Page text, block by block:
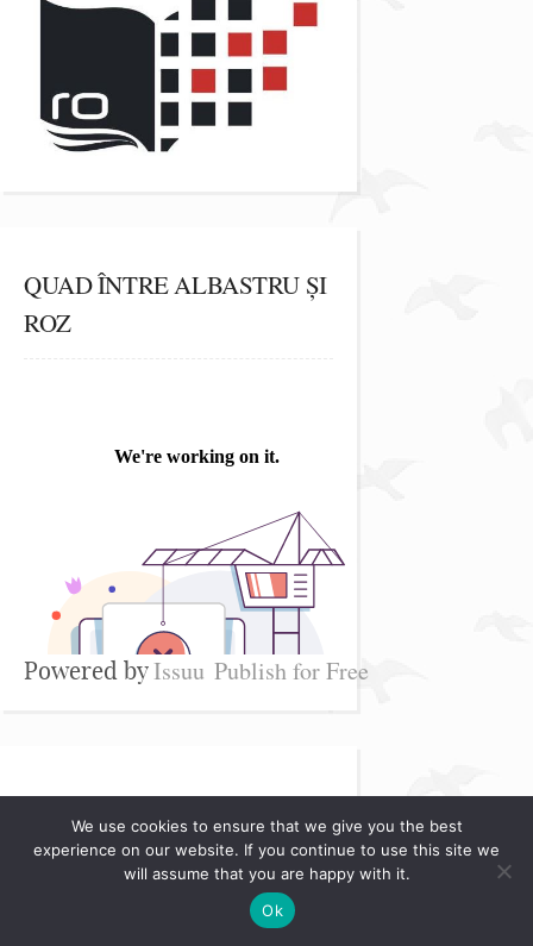
QUAD ÎNTRE ALBASTRU ȘI
ROZ
Powered byIssuu Publish for Free
FACEBOOK PAGE
We use cookies to ensure that we give you the best
experience on our website. If you continue to use this site we
will assume that you are happy with it.
Ok